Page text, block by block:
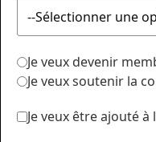
Je veux devenir
Je veux soutenir la
Je veux être ajouté